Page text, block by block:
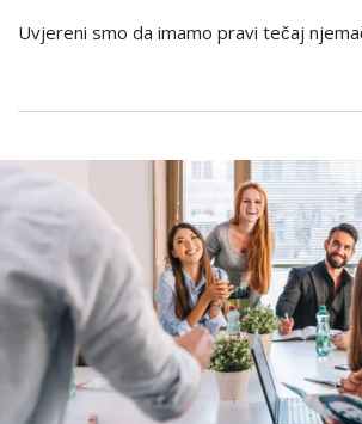
Uvjereni smo da imamo pravi tečaj